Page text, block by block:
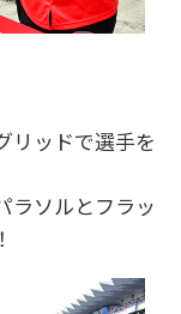
リッドで選手を
ラソルとフラッ